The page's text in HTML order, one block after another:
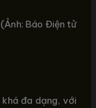
Báo Điện tử
đa dạng, với